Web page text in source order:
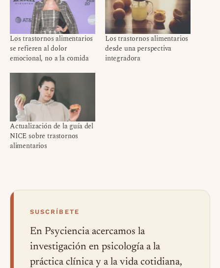
Los trastornos alimentarios
se refieren al dolor
emocional, no a la comida
Los trastornos alimentarios
desde una perspectiva
integradora
Actualización de la guía del
NICE sobre trastornos
alimentarios
SUSCRÍBETE
En Psyciencia acercamos la
investigación en psicología a la
práctica clínica y a la vida cotidiana,